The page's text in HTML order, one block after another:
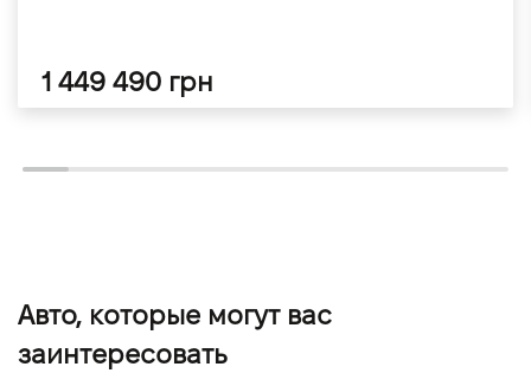
1 449 490 грн
Авто, которые могут вас
заинтересовать